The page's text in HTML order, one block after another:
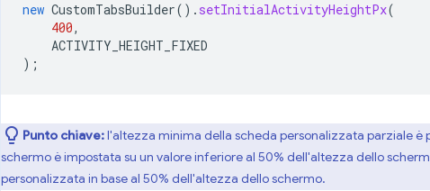
new CustomTabsBuilder(). setInitialActivityHeightPx(
400,
ACTIVITY_HEIGHT_FIXED
);
Punto chiave:l'altezza minima della scheda personalizzata parziale
schermo è impostata su un valore inferiore al 50% dell'altezza dello
personalizzata in base al 50% dell'altezza dello schermo.